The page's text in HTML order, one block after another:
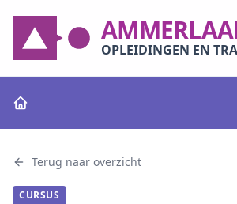
OPLEIDINGEN EN
Terug naar overzicht
CURSUS